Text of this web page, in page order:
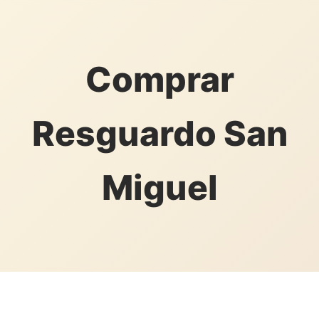
Comprar
Resguardo San
Miguel